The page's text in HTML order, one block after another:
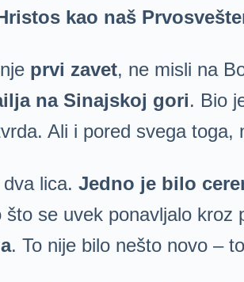
kao naš
prvi zavet, ne misli na
na Sinajskoj gori. Bio
Ali i pored svega toga,
lica. Jedno je bilo
što se uvek ponavljalo kroz
. To nije bilo nešto novo –